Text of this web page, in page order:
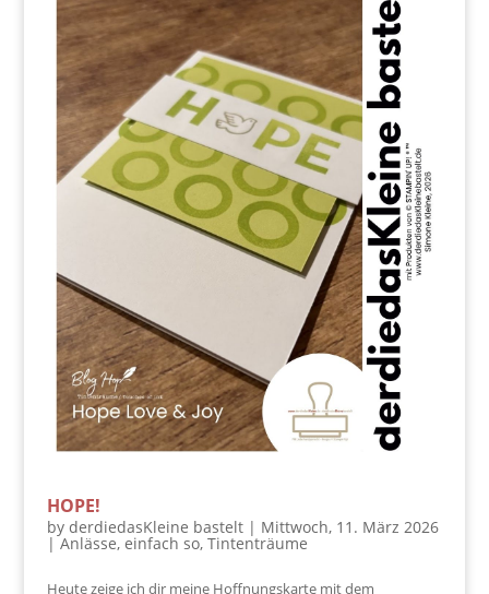
HOPE!
by derdiedasKleine bastelt| Mittwoch, 11. März 2026
|Anlässe, einfach so, Tintenträume
Heute zeige ich dir meine Hoffnungskarte mit dem